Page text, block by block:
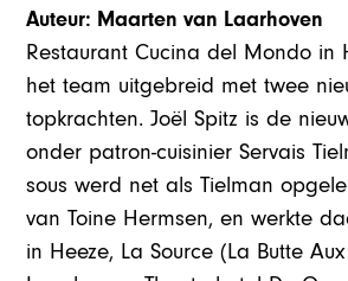
Auteur: Maarten van Laarhoven
Restaurant Cucina del Mondo in
het team uitgebreid met twee
topkrachten. Joël Spitz is de
onder patron-cuisinier Servais
sous werd net als Tielman
van Toine Hermsen, en werkte
in Heeze, La Source (La Butte